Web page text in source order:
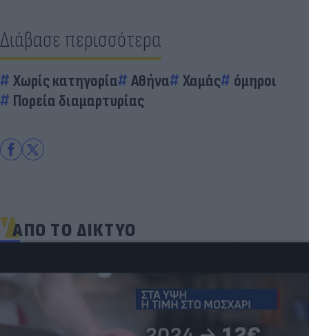
Διάβασε περισσότερα
Χωρίς κατηγορία Αθήνα Χαμάς
όμηροι
Πορεία διαμαρτυρίας
ΑΠΟ ΤΟ ΔΙΚΤΥΟ